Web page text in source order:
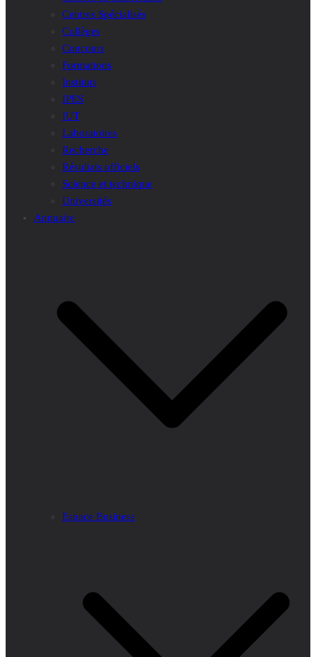
Centres Spécialisés
Collèges
Concours
Formations
Instituts
IPES
IUT
Laboratoires
Recherche
Résultats officiels
Science et technique
Universités
Annuaire
Espace Business